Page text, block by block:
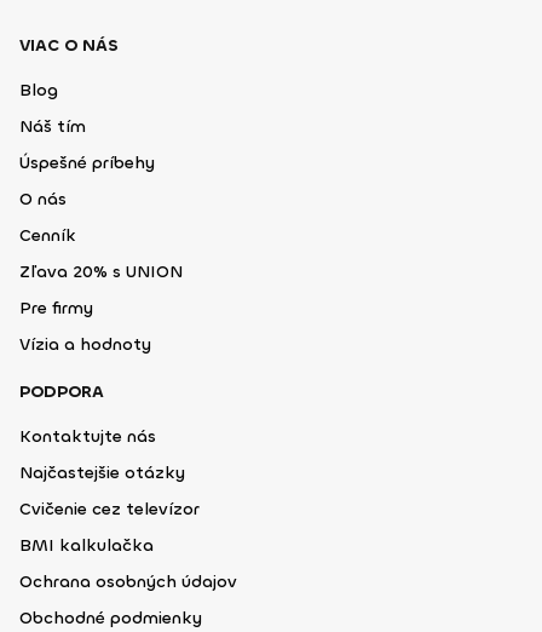
VIAC O NÁS
Blog
Náš tím
Úspešné príbehy
O nás
Cenník
Zľava 20% s UNION
Pre firmy
Vízia a hodnoty
PODPORA
Kontaktujte nás
Najčastejšie otázky
Cvičenie cez televízor
BMI kalkulačka
Ochrana osobných údajov
Obchodné podmienky